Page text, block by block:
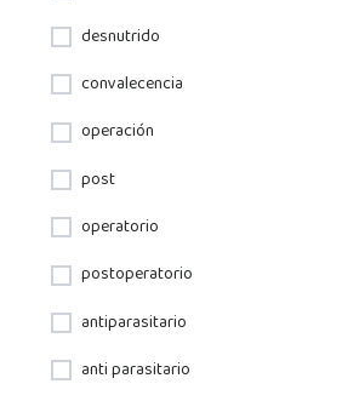
desnutrido
convalecencia
operación
post
operatorio
postoperatorio
antiparasitario
anti parasitario